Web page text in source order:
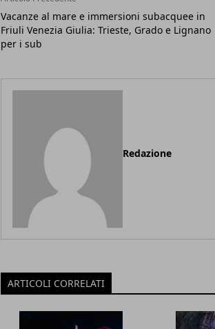
Vacanze al mare e immersioni subacquee in
Friuli Venezia Giulia: Trieste, Grado e Lignano
per i sub
Redazione
ARTICOLI CORRELATI